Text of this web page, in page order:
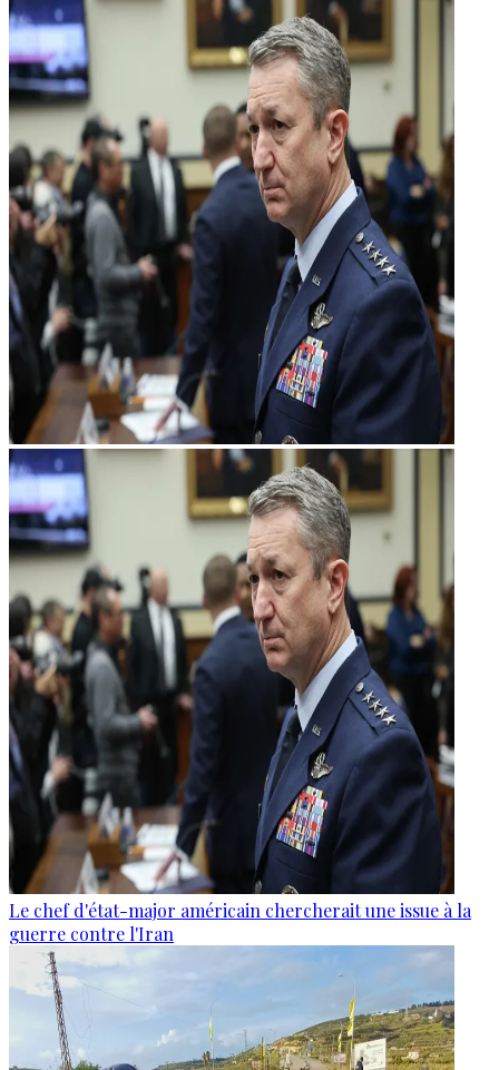
Le chef d'état-major américain chercherait une issue à la
guerre contre l'Iran